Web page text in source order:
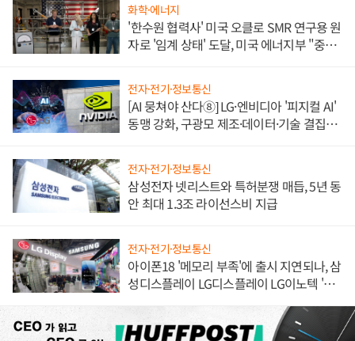
화학·에너지
'한수원 협력사' 미국 오클로 SMR 연구용 원
자로 '임계 상태' 도달, 미국 에너지부 "중요
전자·전기·정보통신
[AI 뭉쳐야 산다⑧] LG·엔비디아 '피지컬 AI'
동맹 강화, 구광모 제조·데이터·기술 결집
전자·전기·정보통신
삼성전자 넷리스트와 특허분쟁 매듭, 5년 동
안 최대 1.3조 라이선스비 지급
전자·전기·정보통신
아이폰18 '메모리 부족'에 출시 지연되나, 삼
성디스플레이 LG디스플레이 LG이노텍 '탈